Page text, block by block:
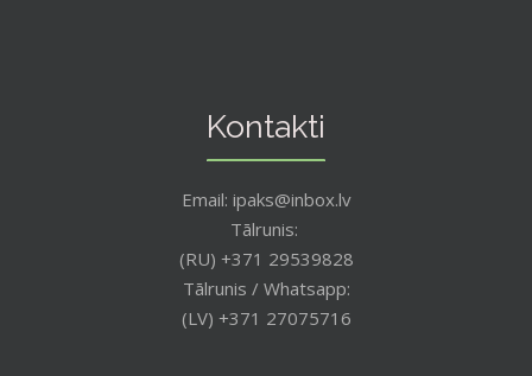
Kontakti
Email: ipaks@inbox.lv
Tālrunis:
(RU) +371 29539828
Tālrunis / Whatsapp:
(LV) +371 27075716